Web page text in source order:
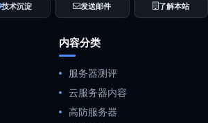
技术沉淀 发送邮件 了解本站
内容分类
服务器测评
云服务器内容
高防服务器